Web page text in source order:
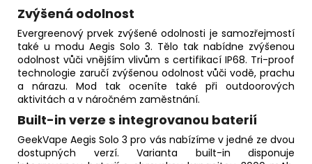
Zvýšená odolnost
Evergreenový prvek zvýšené odolnosti je samozřejmostí
také u modu Aegis Solo 3. Tělo tak nabídne zvýšenou
odolnost vůči vnějším vlivům s certifikací IP68. Tri-proof
technologie zaručí zvýšenou odolnost vůči vodě, prachu
a nárazu. Mod tak oceníte také při outdoorových
aktivitách a v náročném zaměstnání.
Built-in verze s integrovanou baterií
GeekVape Aegis Solo 3 pro vás nabízíme v jedné ze dvou
dostupných verzí. Varianta built-in disponuje